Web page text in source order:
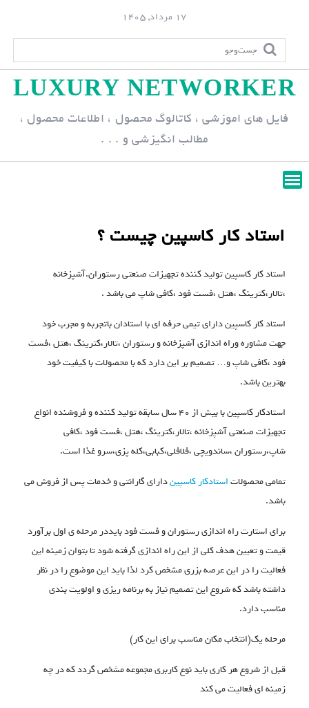
p
n
17 مرداد, 1405
LUXURY NETWORKER
فایل های اموزشی ، کاتالوگ محصول ، اطلاعات محصول ،
مطالب انگیزشی و . . .
استاد کار کاسپین چیست ؟
استاد کار کاسپین تولید کننده تجهیزات صنعتی رستوران.آشپزخانه
،تالار،کترینگ ،هتل ،فست فود ،کافی شاپ می باشد .
استاد کار کاسپین دارای تیمی حرفه ای با استادان باتجربه و مجرب خود
جهت مشاوره وراه اندازی آشپزخانه و رستوران ،تالار،کترینگ ،هتل ،فست
فود ،کافی شاپ و… تصمیم بر این دارد که با محصولات با کیفیت خود
بهترین باشد.
استادکار کاسپین با بیش از 40 سال سابقه تولید کننده و فروشنده انواع
تجهیزات صنعتی آشپزخانه ،تالار،کترینگ ،هتل ،فست فود ،کافی
شاپ،رستوران ،ساندویچی ،فلافلی،کبابی،کله پزی،سرو غذا است.
تمامی محصولاتاستادکار کاسپیندارای گارانتی و خدمات پس از فروش می
باشد.
برای استارت راه اندازی رستوران و فست فود بایددر مرحله ی اول برآورد
قیمت و تعیین هدف کلی از این راه اندازی گرفته شود تا بتوان زمینه این
فعالیت را در این عرصه بزری مشخص کرد لذا باید این موضوع را در نظر
داشته باشد که شروع این تصمیم نیاز به برنامه ریزی و اولویت بندی
مناسب دارد.
مرحله یک(انتخاب مکان مناسب برای این کار)
قبل از شروع هر کاری باید نوع کاربری مجموعه مشخص گردد که در چه
زمینه ای فعالیت می کند